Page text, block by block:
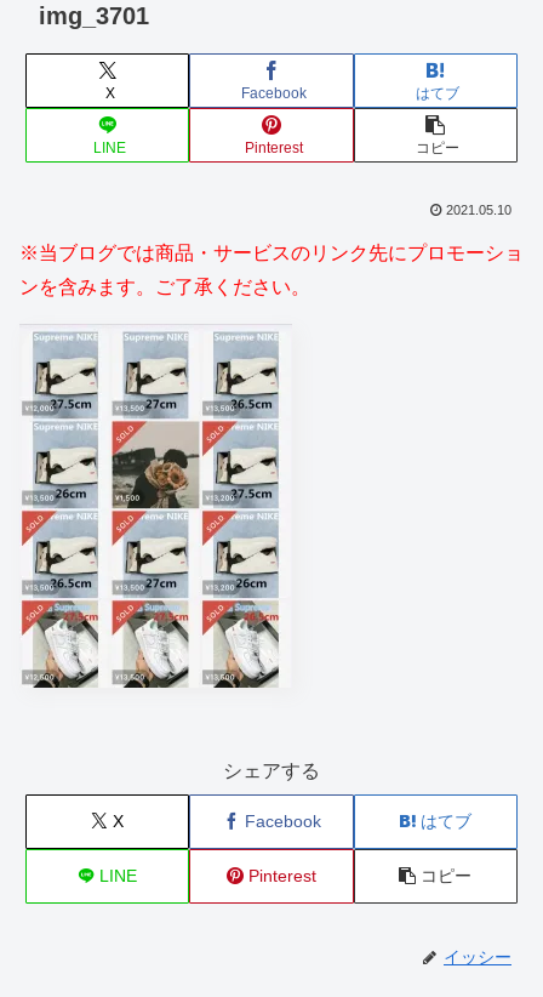
img_3701
X Facebook はてブ
LINE Pinterest コピー
2021.05.10
※当ブログでは商品・サービスのリンク先にプロモーショ
ンを含みます。ご了承ください。
シェアする
X Facebook はてブ
LINE Pinterest コピー
イッシー